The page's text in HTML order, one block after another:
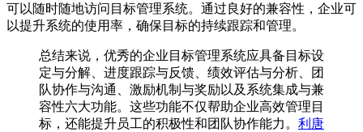
可以随时随地访问目标管理系统。通过良好的兼容性，企业可
以提升系统的使用率，确保目标的持续跟踪和管理。
总结来说，优秀的企业目标管理系统应具备目标设
定与分解、进度跟踪与反馈、绩效评估与分析、团
队协作与沟通、激励机制与奖励以及系统集成与兼
容性六大功能。这些功能不仅帮助企业高效管理目
标，还能提升员工的积极性和团队协作能力。 利唐